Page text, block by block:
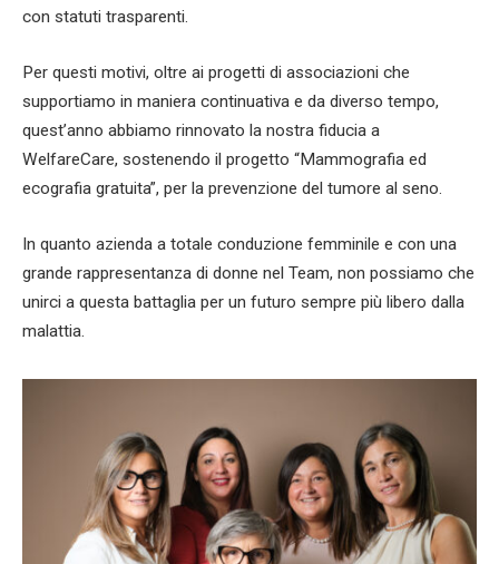
con statuti trasparenti.
Per questi motivi, oltre ai progetti di associazioni che
supportiamo in maniera continuativa e da diverso tempo,
quest’anno abbiamo rinnovato la nostra fiducia a
WelfareCare, sostenendo il progetto “Mammografia ed
ecografia gratuita”, per la prevenzione del tumore al seno.
In quanto azienda a totale conduzione femminile e con una
grande rappresentanza di donne nel Team, non possiamo che
unirci a questa battaglia per un futuro sempre più libero dalla
malattia.